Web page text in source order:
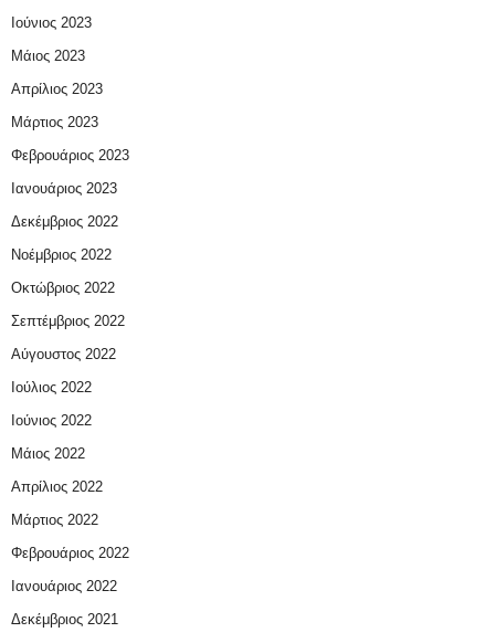
Ιούνιος 2023
Μάιος 2023
Απρίλιος 2023
Μάρτιος 2023
Φεβρουάριος 2023
Ιανουάριος 2023
Δεκέμβριος 2022
Νοέμβριος 2022
Οκτώβριος 2022
Σεπτέμβριος 2022
Αύγουστος 2022
Ιούλιος 2022
Ιούνιος 2022
Μάιος 2022
Απρίλιος 2022
Μάρτιος 2022
Φεβρουάριος 2022
Ιανουάριος 2022
Δεκέμβριος 2021